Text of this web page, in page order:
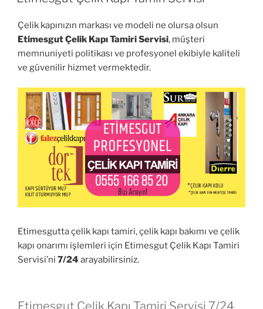
Çelik kapınızın markası ve modeli ne olursa olsun
Etimesgut Çelik Kapı Tamiri Servisi, müşteri
memnuniyeti politikası ve profesyonel ekibiyle kaliteli
ve güvenilir hizmet vermektedir.
Etimesgutta çelik kapı tamiri, çelik kapı bakımı ve çelik
kapı onarımı işlemleri için Etimesgut Çelik Kapı Tamiri
Servisi’ni 7/24 arayabilirsiniz.
Etimesgut Çelik Kapı Tamiri Servisi 7/24